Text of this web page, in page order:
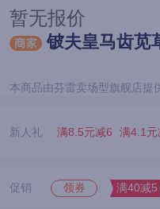
暂无报价
铍夫皇马齿苋
本商品由芬雷卖场型旗舰店提
新人礼 满8.5元减6 满4.1元
促销 领券 满40减5